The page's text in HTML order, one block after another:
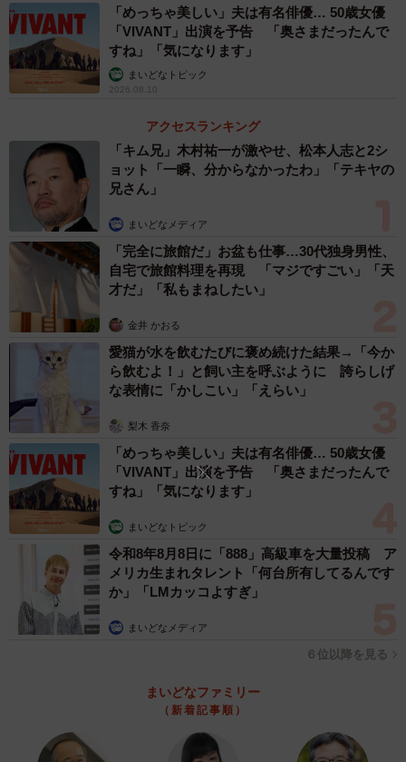
「めっちゃ美しい」夫は有名俳優… 50歳女優
「VIVANT」出演を予告 「奥さまだったんで
すね」「気になります」
まいどなトピック
2026.08.10
アクセスランキング
「キム兄」木村祐一が激やせ、松本人志と2シ
ョット「一瞬、分からなかったわ」「テキヤの
兄さん」
まいどなメディア
「完全に旅館だ」お盆も仕事…30代独身男性、
自宅で旅館料理を再現 「マジですごい」「天
才だ」「私もまねしたい」
金井 かおる
愛猫が水を飲むたびに褒め続けた結果→「今か
ら飲むよ！」と飼い主を呼ぶように 誇らしげ
な表情に「かしこい」「えらい」
梨木 香奈
「めっちゃ美しい」夫は有名俳優… 50歳女優
「VIVANT」出演を予告 「奥さまだったんで
すね」「気になります」
まいどなトピック
令和8年8月8日に「888」高級車を大量投稿 ア
メリカ生まれタレント「何台所有してるんです
か」「LMカッコよすぎ」
まいどなメディア
６位以降を見る
まいどなファミリー
（新着記事順）